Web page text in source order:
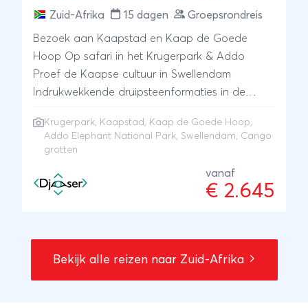
Zuid-Afrika 15 dagen Groepsrondreis
Bezoek aan Kaapstad en Kaap de Goede
Hoop Op safari in het Krugerpark & Addo
Proef de Kaapse cultuur in Swellendam
Indrukwekkende druipsteenformaties in de
Krugerpark Kaapstad Kaap de Goede Hoop
Addo Elephant National Park , Swellendam, Cango
grotten
vanaf
€ 2.645
Bekijk alle reizen naar Zuid-Afrika